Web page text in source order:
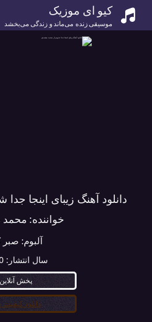
کیو ای موزیک
موسیقی زنده می‌ماند و زندگی می‌بخشد
دانلود آهنگ زیبای اینجا
خواننده: محمد
آلبوم: صبر
سال انتشار:
پخش آنلاین
دانلود کیفیت ۳۲۰